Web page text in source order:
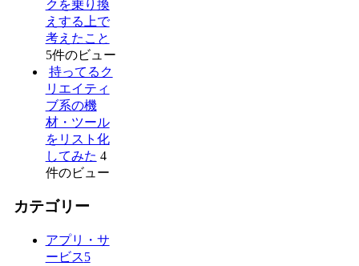
クを乗り換
えする上で
考えたこと
5件のビュー
持ってるク
リエイティ
ブ系の機
材・ツール
をリスト化
してみた 4
件のビュー
カテゴリー
アプリ・サ
ービス5